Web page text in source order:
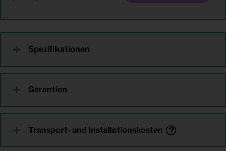
Spezifikationen
Garantien
Transport- und Installationskosten